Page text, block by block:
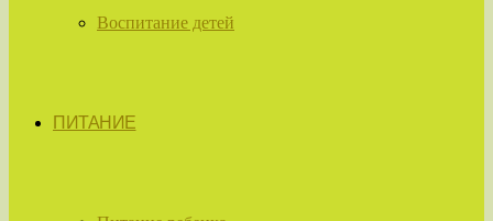
Воспитание детей
ПИТАНИЕ